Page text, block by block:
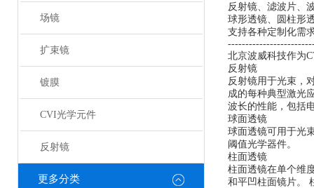
场镜
扩束镜
镀膜
CVI光学元件
反射镜
更多分类
反射镜、滤波片、
球形透镜、圆柱形
支持各种定制化需
北京波威科技作为
反射镜
反射镜用于光束，
成的每种典型激光
波长的性能，包括
球面透镜
球面透镜可用于光
阈值光学器件。
柱面透镜
柱面透镜在单个维
和平凹柱面镜片。